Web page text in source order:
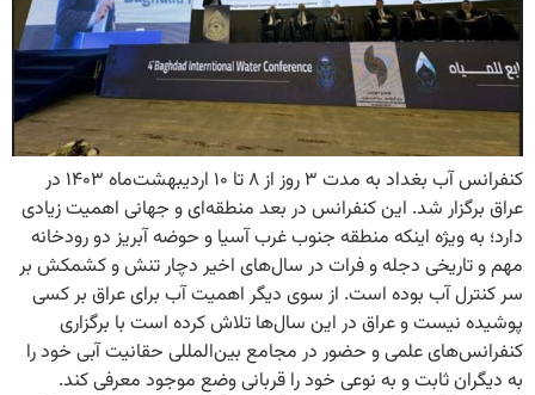
کنفرانس آب بغداد به مدت ۳ روز از ۸ تا ۱۰ اردیبهشت‌ماه ۱۴۰۳ در
عراق برگزار شد. این کنفرانس در بعد منطقه‌ای و جهانی اهمیت زیادی
دارد؛ به ویژه اینکه منطقه جنوب غرب آسیا و حوضه آبریز دو رودخانه
مهم و تاریخی دجله و فرات در سال‌های اخیر دچار تنش و کشمکش بر
سر کنترل آب بوده است. از سوی دیگر اهمیت آب برای عراق بر کسی
پوشیده نیست و عراق در این سال‌ها تلاش کرده است با برگزاری
کنفرانس‌های علمی و حضور در مجامع بین‌المللی حقانیت آبی خود را
به دیگران ثابت و به نوعی خود را قربانی وضع موجود معرفی کند.